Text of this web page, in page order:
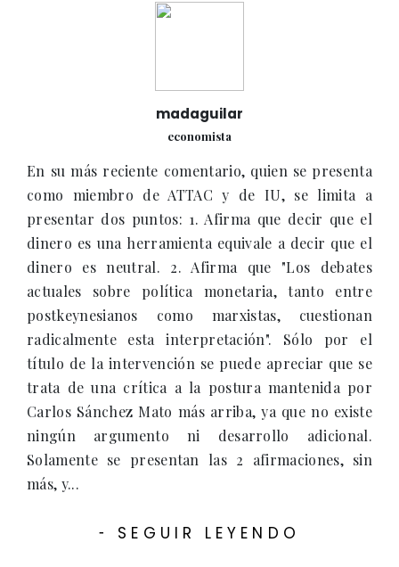
madaguilar
economista
En su más reciente comentario, quien se presenta
como miembro de ATTAC y de IU, se limita a
presentar dos puntos: 1. Afirma que decir que el
dinero es una herramienta equivale a decir que el
dinero es neutral. 2. Afirma que "Los debates
actuales sobre política monetaria, tanto entre
postkeynesianos como marxistas, cuestionan
radicalmente esta interpretación". Sólo por el
título de la intervención se puede apreciar que se
trata de una crítica a la postura mantenida por
Carlos Sánchez Mato más arriba, ya que no existe
ningún argumento ni desarrollo adicional.
Solamente se presentan las 2 afirmaciones, sin
más, y...
- SEGUIR LEYENDO